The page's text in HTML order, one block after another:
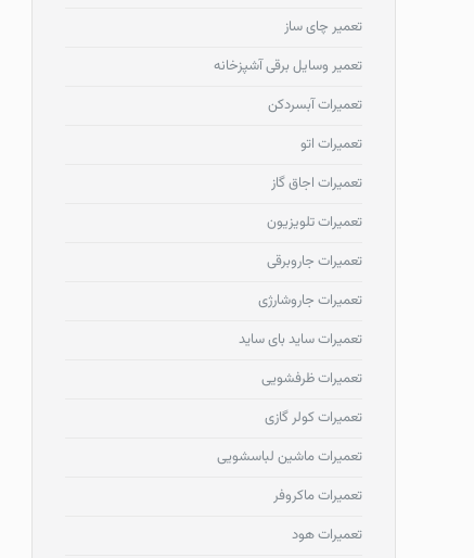
تعمیر چای ساز
تعمیر وسایل برقی آشپزخانه
تعمیرات آبسردکن
تعمیرات اتو
تعمیرات اجاق گاز
تعمیرات تلویزیون
تعمیرات جاروبرقی
تعمیرات جاروشارژی
تعمیرات ساید بای ساید
تعمیرات ظرفشویی
تعمیرات کولر گازی
تعمیرات ماشین لباسشویی
تعمیرات ماکروفر
تعمیرات هود